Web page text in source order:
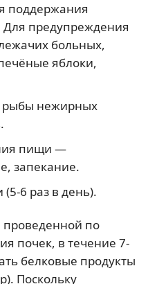
поддержания
предупреждения
больных,
яблоки,
рыбы нежирных
пищи —
запекание.
6 раз в день).
по
почек, в течение 7-
белковые продукты
Поскольку